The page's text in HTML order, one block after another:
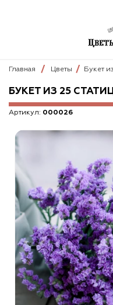
Главная Цветы Букет
БУКЕТ ИЗ 25
Артикул: 000026